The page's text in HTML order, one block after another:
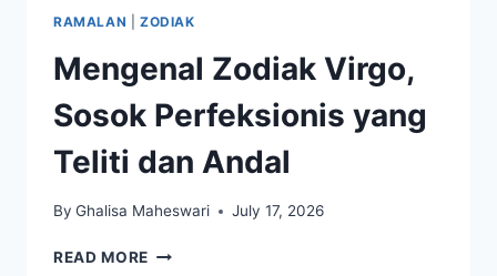
RAMALAN ZODIAK
Mengenal Zodiak Virgo,
Sosok Perfeksionis yang
Teliti dan Andal
By Ghalisa Maheswari July 17, 2026
READ MORE MENGENAL